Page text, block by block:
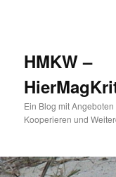
HMKW –
Ein Blog mit
Kooperieren und